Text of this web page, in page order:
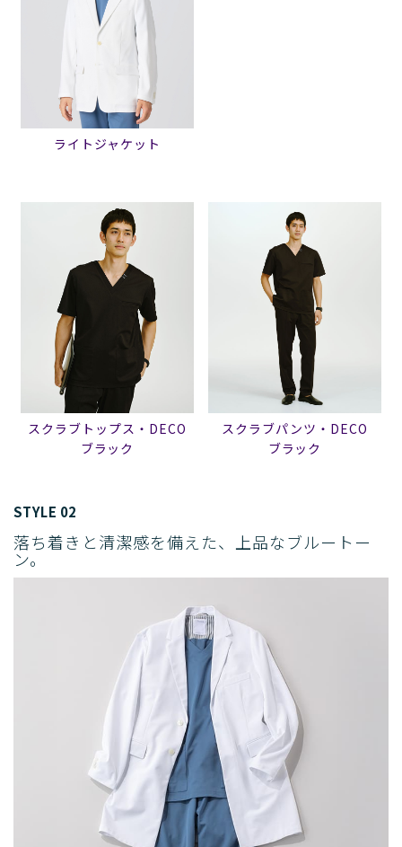
ライトジャケット
スクラブトップス・DECO
ブラック
スクラブパンツ・DECO
ブラック
STYLE 02
落ち着きと清潔感を備えた、上品なブルートー
ン。